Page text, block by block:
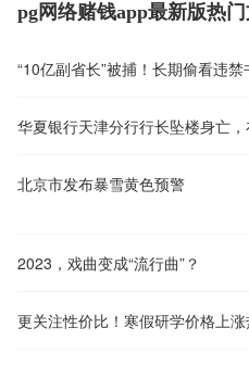
pg网络赌钱app最新版热
“10亿副省长”被捕！长期偷看违禁
北京市发布暴雪黄色预警
2023，戏曲变成“流行曲”？